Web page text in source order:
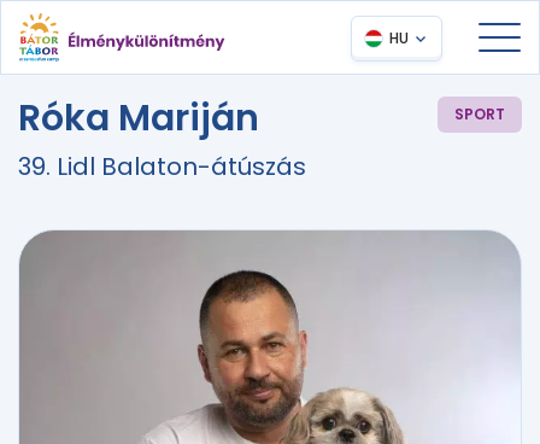
HU
Róka Mariján SPORT
39. Lidl Balaton-átúszás